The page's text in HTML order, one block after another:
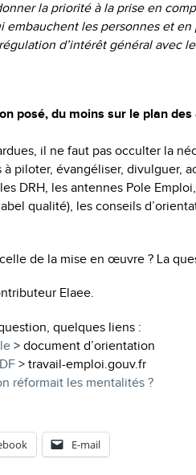
la priorité à la prise en
embauchent les personnes et
d’intérêt général avec
posé, du moins sur le plan
il ne faut pas occulter la
piloter, évangéliser, divulguer,
DRH, les antennes Pole
qualité), les conseils
de la mise en œuvre ? La
Elaee.
quelques liens :
> document d’orientation
> travail-emploi.gouv.fr
réformait les mentalités ?
E-mail